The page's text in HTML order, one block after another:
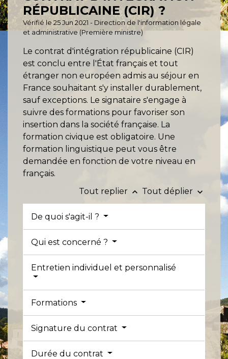
RÉPUBLICAINE (CIR) ?
Vérifié le 25 Jun 2021 - Direction de l'information légale
et administrative (Première ministre)
Le contrat d'intégration républicaine (CIR)
est conclu entre l'État français et tout
étranger non européen admis au séjour en
France souhaitant s'y installer durablement,
sauf exceptions. Le signataire s'engage à
suivre des formations pour favoriser son
insertion dans la société française. La
formation civique est obligatoire. Une
formation linguistique peut vous être
demandée en fonction de votre niveau en
français.
Tout replier keyboard_arrow_up Tout déplier keyboard_arrow_down
De quoi s'agit-il ?
Qui est concerné ?
Entretien individuel et personnalisé
Formations
Signature du contrat
Durée du contrat